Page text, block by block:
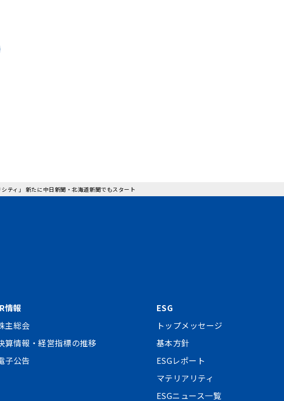
ティ」 新たに中日新聞・北海道新聞でもスタート
情報
主総会
算情報・経営指標の推移
子公告
ESG
トップメッセージ
基本方針
ESGレポート
マテリアリティ
ESGニュース一覧